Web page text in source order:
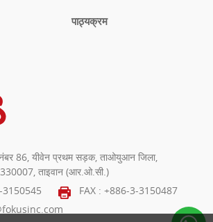
पाठ्यक्रम
86, यीवेन प्रथम सड़क, ताओयुआन जिला,
ताइवान (आर.ओ.सी.)
FAX : +886-3-3150487